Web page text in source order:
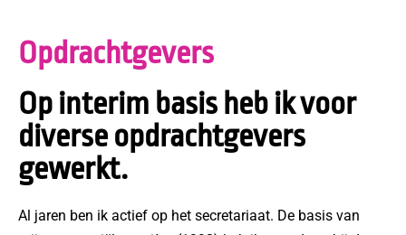
Opdrachtgevers
Op interim basis heb ik voor
diverse opdrachtgevers
gewerkt.
Al jaren ben ik actief op het secretariaat. De basis van